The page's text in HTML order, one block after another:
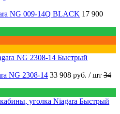
NG 009-14Q BLACK 17 900
Быстрый
NG 2308-14 33 908 руб. / шт 34
Быстрый